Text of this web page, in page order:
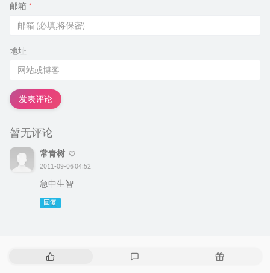
邮箱 *
地址
发表评论
暂无评论
常青树
2011-09-06 04:52
急中生智
回复
热
随